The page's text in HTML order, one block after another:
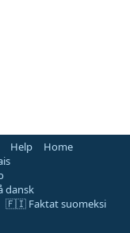
Help
Home
dansk
🇫🇮 Faktat suomeksi